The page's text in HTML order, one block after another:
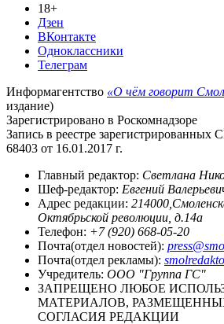
18+
Дзен
ВКонтакте
Одноклассники
Телеграм
Информагентство «О чём говорит
издание)
Зарегистрировано в Роскомнадзоре
Запись в реестре
68403 от 16.01.2017 г.
Главный редактор: Светлана
Шеф-редактор: Евгений
Адрес редакции:
Октябрьской революции, д.14а
Телефон: +7 (920) 668-05-20
Почта(отдел новостей):
Почта(отдел рекламы):
Учредитель: ООО "Группа ГС"
ЗАПРЕЩЕНО ЛЮБОЕ
МАТЕРИАЛОВ,
СОГЛАСИЯ РЕДАКЦИИ